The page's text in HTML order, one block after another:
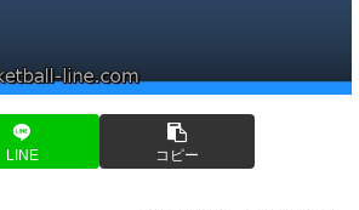
LINE コピー